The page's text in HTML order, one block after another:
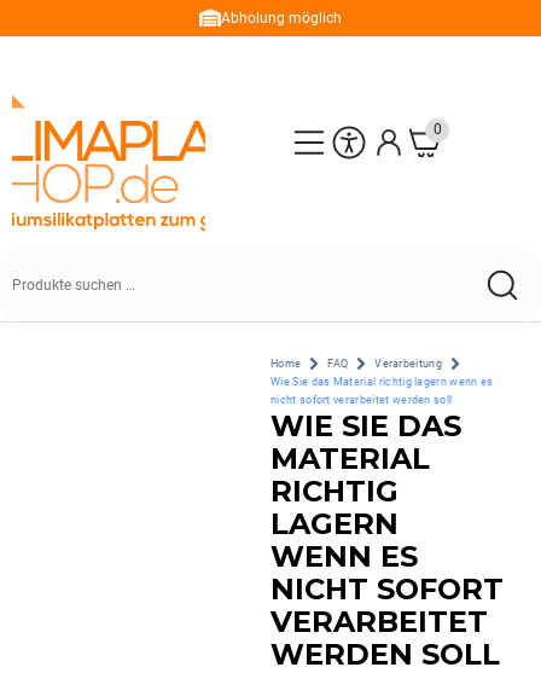
Abholung möglich
0
Home FAQ
Verarbeitung
Wie Sie das Material richtig lagern wenn es
nicht sofort verarbeitet werden soll
WIE SIE DAS
MATERIAL
RICHTIG
LAGERN
WENN ES
NICHT SOFORT
VERARBEITET
WERDEN SOLL